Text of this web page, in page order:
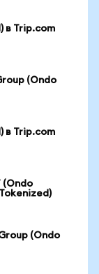
в Trip.com
(Ondo
в Trip.com
(Ondo
(Ondo